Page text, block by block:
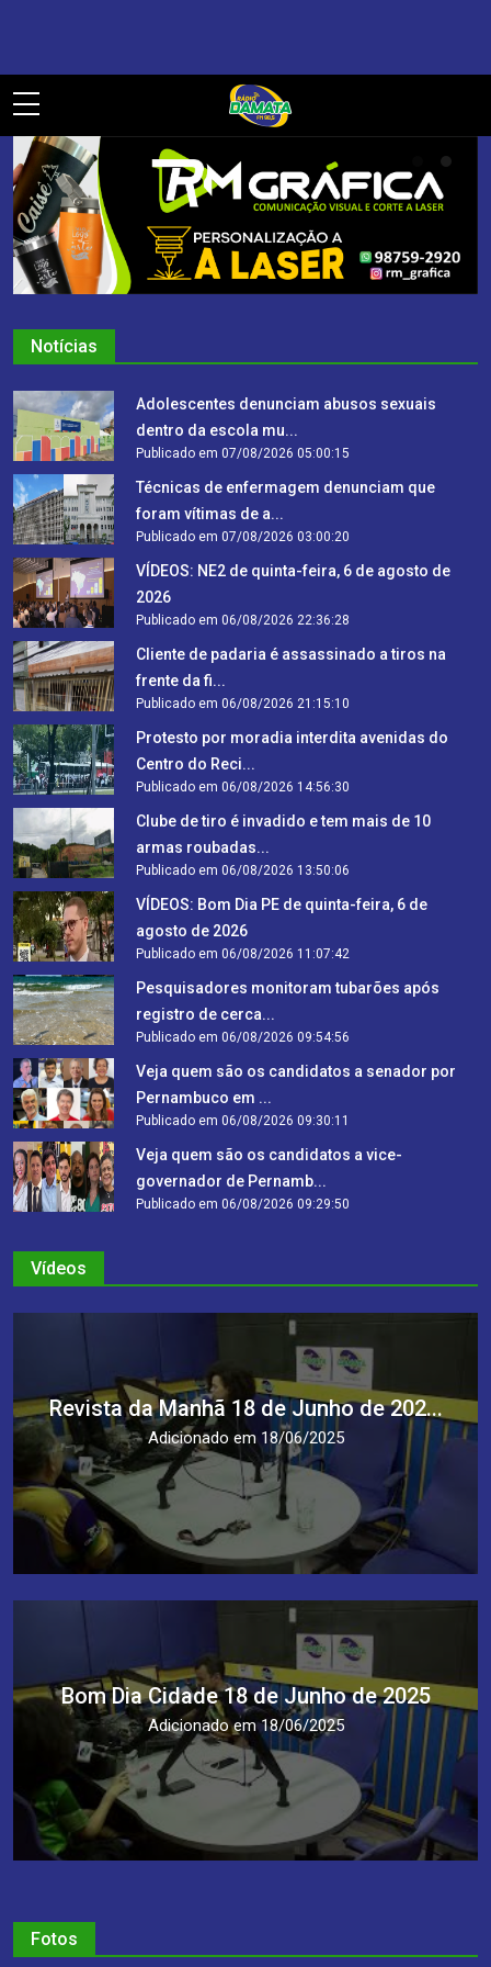
Notícias
Adolescentes denunciam abusos sexuais
dentro da escola mu...
Publicado em 07/08/2026 05:00:15
Técnicas de enfermagem denunciam que
foram vítimas de a...
Publicado em 07/08/2026 03:00:20
VÍDEOS: NE2 de quinta-feira, 6 de agosto de
2026
Publicado em 06/08/2026 22:36:28
Cliente de padaria é assassinado a tiros na
frente da fi...
Publicado em 06/08/2026 21:15:10
Protesto por moradia interdita avenidas do
Centro do Reci...
Publicado em 06/08/2026 14:56:30
Clube de tiro é invadido e tem mais de 10
armas roubadas...
Publicado em 06/08/2026 13:50:06
VÍDEOS: Bom Dia PE de quinta-feira, 6 de
agosto de 2026
Publicado em 06/08/2026 11:07:42
Pesquisadores monitoram tubarões após
registro de cerca...
Publicado em 06/08/2026 09:54:56
Veja quem são os candidatos a senador por
Pernambuco em ...
Publicado em 06/08/2026 09:30:11
Veja quem são os candidatos a vice-
governador de Pernamb...
Publicado em 06/08/2026 09:29:50
Vídeos
Revista da Manhã 18 de Junho de 202...
Adicionado em 18/06/2025
Bom Dia Cidade 18 de Junho de 2025
Adicionado em 18/06/2025
Fotos